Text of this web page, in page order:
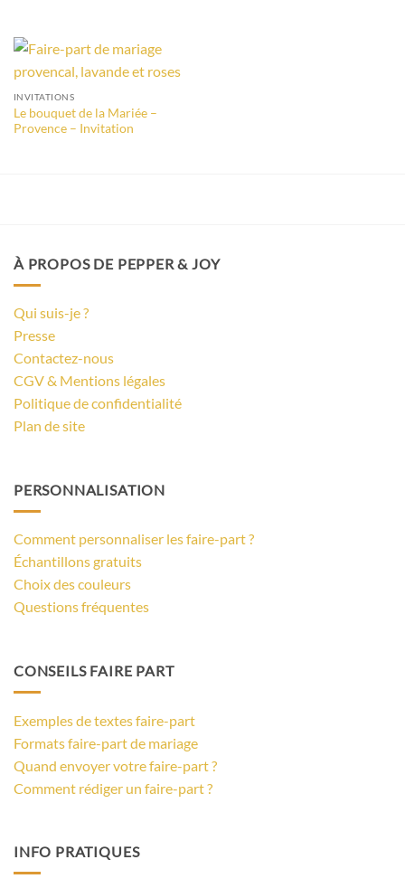
INVITATIONS
Le bouquet de la Mariée –
Provence – Invitation
À PROPOS DE PEPPER & JOY
Qui suis-je ?
Presse
Contactez-nous
CGV & Mentions légales
Politique de confidentialité
Plan de site
PERSONNALISATION
Comment personnaliser les faire-part ?
Échantillons gratuits
Choix des couleurs
Questions fréquentes
CONSEILS FAIRE PART
Exemples de textes faire-part
Formats faire-part de mariage
Quand envoyer votre faire-part ?
Comment rédiger un faire-part ?
INFO PRATIQUES